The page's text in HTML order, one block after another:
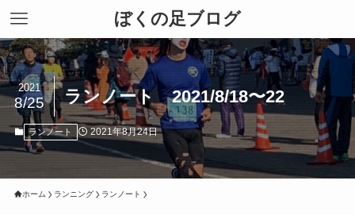
ぼくの足ブログ
ランノート 2021/8/18〜22
2021
8/25
ランノート 2021年8月24日
ホーム ランニング ランノート